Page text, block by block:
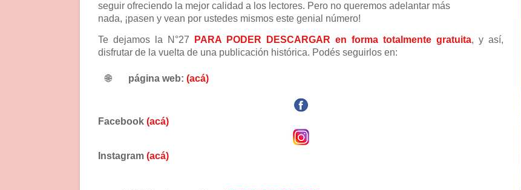
seguir ofreciendo la mejor calidad a los lectores. Pero no queremos adelantar más
nada, ¡pasen y vean por ustedes mismos este genial número!
Te dejamos la N°27 PARA PODER DESCARGAR en forma totalmente gratuita, y así,
disfrutar de la vuelta de una publicación histórica. Podés seguirlos en:
🌐 página web: (acá)
Facebook (acá)
Instagram (acá)